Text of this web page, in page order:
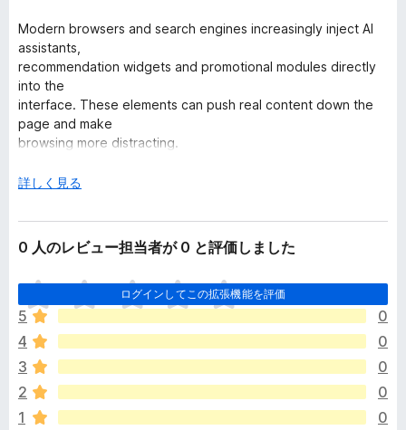
Modern browsers and search engines increasingly inject AI
assistants,
recommendation widgets and promotional modules directly
into the
interface. These elements can push real content down the
page and make
browsing more distracting.
Debloat helps keep pages focused and readable.
What Debloat can hide
AI answer panels and assistant widgets
sponsored and promotional blocks
shopping comparison modules
recommendation widgets
browser interface clutter
広
て
詳しく見る
0 人のレビュー担当者が 0 と評価しました
ログインしてこの拡張機能を評価
ま
だ
評
価
さ
れ
て
い
5
0
4
0
3
0
2
0
1
0